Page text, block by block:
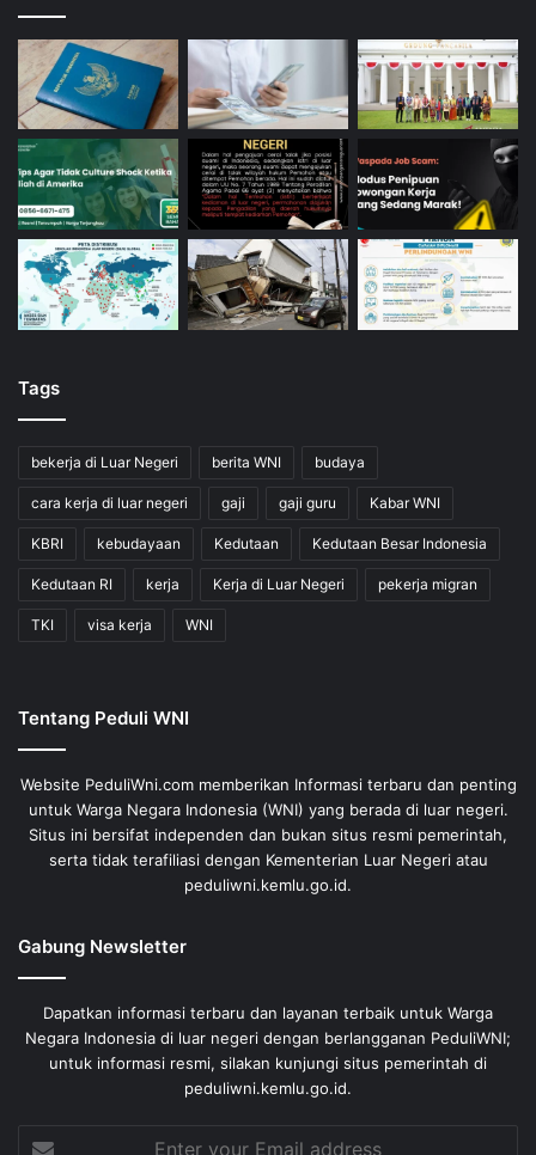
Tags
bekerja di Luar Negeri berita WNI budaya
cara kerja di luar negeri gaji gaji guru Kabar WNI
KBRI kebudayaan Kedutaan Kedutaan Besar Indonesia
Kedutaan RI kerja Kerja di Luar Negeri pekerja migran
TKI visa kerja WNI
Tentang Peduli WNI
Website PeduliWni.com memberikan Informasi terbaru dan penting
untuk Warga Negara Indonesia (WNI) yang berada di luar negeri.
Situs ini bersifat independen dan bukan situs resmi pemerintah,
serta tidak terafiliasi dengan Kementerian Luar Negeri atau
peduliwni.kemlu.go.id.
Gabung Newsletter
Dapatkan informasi terbaru dan layanan terbaik untuk Warga
Negara Indonesia di luar negeri dengan berlangganan PeduliWNI;
untuk informasi resmi, silakan kunjungi situs pemerintah di
peduliwni.kemlu.go.id.